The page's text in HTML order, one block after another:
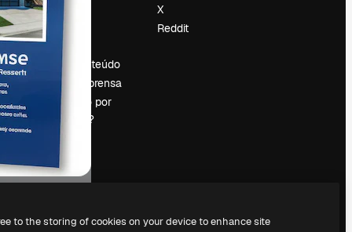
Blog
Eventos
Slidesgo
Vender conteúdo
Sala de imprensa
Procurando por
magnific.ai?
X
Reddit
to the storing of cookies on your device to enhance site